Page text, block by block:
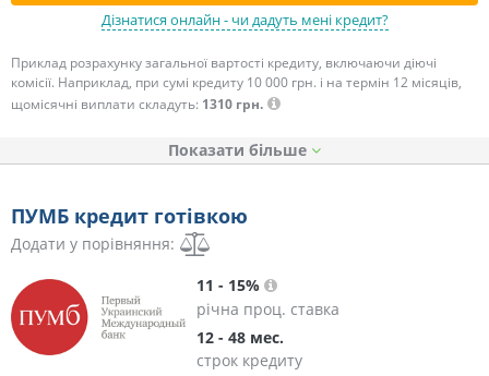
Дізнатися онлайн - чи дадуть мені кредит?
Приклад розрахунку загальної вартості кредиту, включаючи діючі
комісії. Наприклад, при сумі кредиту 10 000 грн. і на термін 12 місяців,
щомісячні виплати складуть: 1310 грн.
Показати
ПУМБ кредит готівкою
Додати у порівняння:
11 - 15%
річна проц. ставка
12 - 48 мес.
строк кредиту